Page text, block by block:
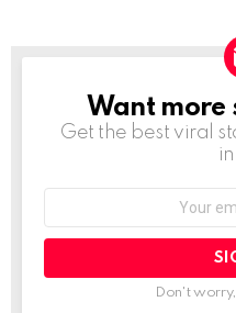
NEWSLETTER
Want more
Get the best viral
Don't